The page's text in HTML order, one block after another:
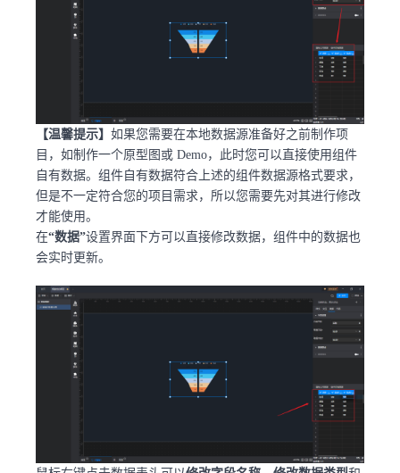
【温馨提示】 如果您需要在本地数据源准备好之前制作项
目，如制作一个原型图或 Demo，此时您可以直接使用组件
自有数据。组件自有数据符合上述的组件数据源格式要求，
但是不一定符合您的项目需求，所以您需要先对其进行修改
才能使用。
在“数据”设置界面下方可以直接修改数据，组件中的数据也
会实时更新。